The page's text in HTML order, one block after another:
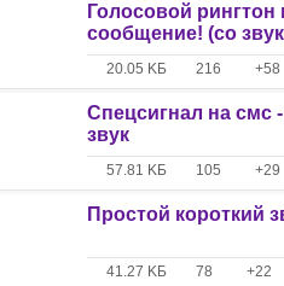
Голосовой рингтон
сообщение! (со
20.05 KБ 216 +58
Спецсигнал на смс
звук
57.81 KБ 105 +29
Простой короткий
41.27 KБ 78 +22